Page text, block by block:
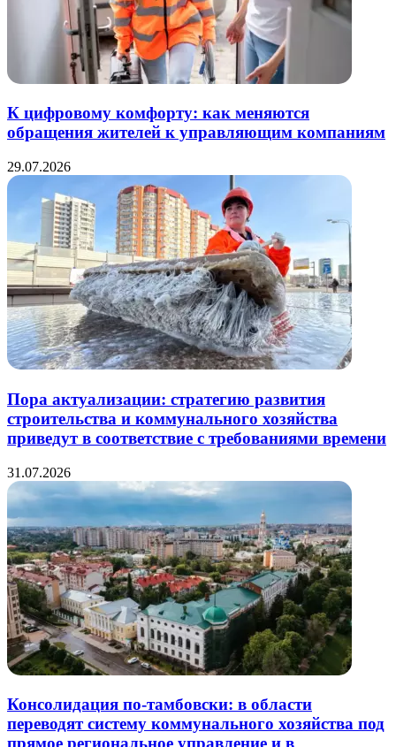
К цифровому комфорту: как меняются
обращения жителей к управляющим компаниям
29.07.2026
Пора актуализации: стратегию развития
строительства и коммунального хозяйства
приведут в соответствие с требованиями времени
31.07.2026
Консолидация по-тамбовски: в области
переводят систему коммунального хозяйства под
прямое региональное управление и в